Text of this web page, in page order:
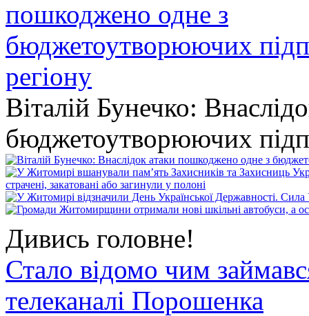
Віталій Бунечко:
бюджетоутворюючих
Дивись головне!
Стало відомо чим
телеканалі Порошенка